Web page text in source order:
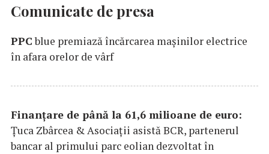
Comunicate de presa
PPCblue premiază încărcarea maşinilor electrice
în afara orelor de vârf
Finanțare de până la 61,6 milioane de euro:
Țuca Zbârcea & Asociații asistă BCR, partenerul
bancar al primului parc eolian dezvoltat în